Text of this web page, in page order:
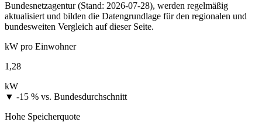
Bundesnetzagentur (Stand: 2026-07-28), werden regelmäßig
aktualisiert und bilden die Datengrundlage für den regionalen und
bundesweiten Vergleich auf dieser Seite.
kW pro Einwohner
1,28
kW
▼ -15 % vs. Bundesdurchschnitt
Hohe Speicherquote